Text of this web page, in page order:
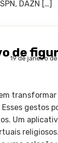
DAZN […]
de
19 de janeiro
gestos
Um